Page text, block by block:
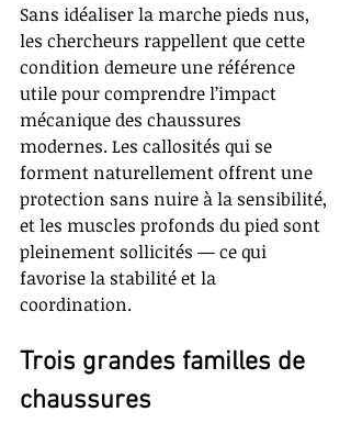
Sans idéaliser la marche pieds nus,
les chercheurs rappellent que cette
condition demeure une référence
utile pour comprendre l’impact
mécanique des chaussures
modernes. Les callosités qui se
forment naturellement offrent une
protection sans nuire à la sensibilité,
et les muscles profonds du pied sont
pleinement sollicités — ce qui
favorise la stabilité et la
coordination.
Trois grandes familles de
chaussures